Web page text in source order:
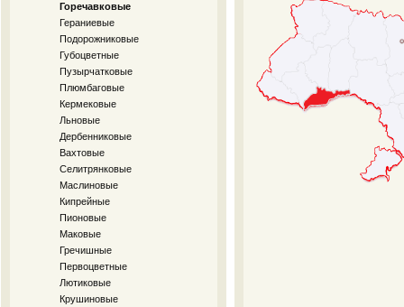
Горечавковые
Гераниевые
Подорожниковые
Губоцветные
Пузырчатковые
Плюмбаговые
Кермековые
Льновые
Дербенниковые
Вахтовые
Селитрянковые
Маслиновые
Кипрейные
Пионовые
Маковые
Гречишные
Первоцветные
Лютиковые
Крушиновые